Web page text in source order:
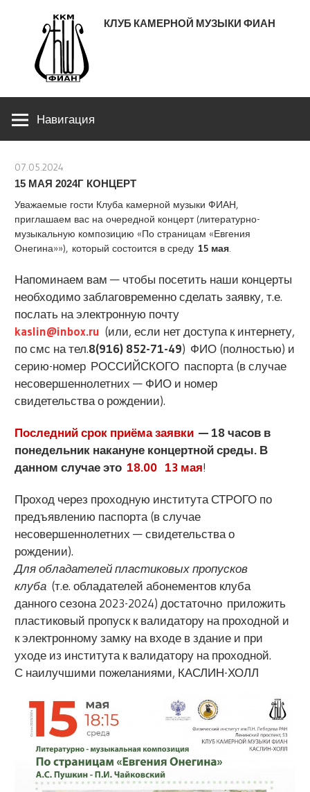
содержимому
КЛУБ КАМЕРНОЙ МУЗЫКИ ФИАН
ЛЕНИНСКИЙ ПРОСПЕКТ 53
Навигация
07.05.2024
15 МАЯ 2024Г КОНЦЕРТ
Уважаемые гости Клуба камерной музыки ФИАН,
приглашаем вас на очередной концерт (литературно-
музыкальную композицию «По страницам «Евгения
Онегина»»), который состоится в среду 15 мая.
Напоминаем вам — чтобы посетить наши концерты
необходимо заблаговременно сделать заявку, т.е.
послать на электронную почту
kaslin@inbox.ru (или, если нет доступа к интернету,
по смс на тел.8(916) 852-71-49) ФИО (полностью) и
серию-номер РОССИЙСКОГО паспорта (в случае
несовершеннолетних — ФИО и номер
свидетельства о рождении).
Последний срок приёма заявки — 18 часов в
понедельник накануне концертной среды. В
данном случае это 18.00 13 мая!
Проход через проходную института СТРОГО по
предъявлению паспорта (в случае
несовершеннолетних — свидетельства о
рождении).
Для обладателей пластиковых пропусков
клуба (т.е. обладателей абонементов клуба
данного сезона 2023-2024) достаточно приложить
пластиковый пропуск к валидатору на проходной и
к электронному замку на входе в здание и при
уходе из института к валидатору на проходной.
С наилучшими пожеланиями, КАСЛИН-ХОЛЛ